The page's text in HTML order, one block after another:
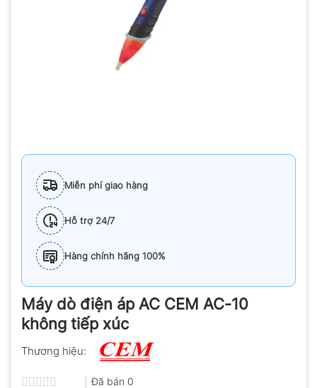
Miễn phí giao hàng
Hỗ trợ 24/7
Hàng chính hãng 100%
Máy dò điện áp AC CEM AC-10
không tiếp xúc
Thương hiệu:
Đã bán 0